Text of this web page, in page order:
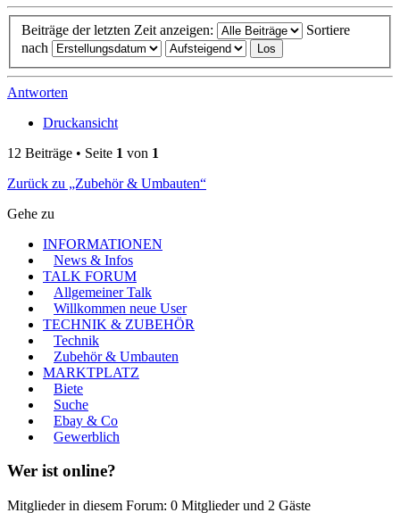
Beiträge der letzten Zeit anzeigen:
Sortiere
nach
Antworten
Druckansicht
12 Beiträge • Seite 1 von 1
Zurück zu „Zubehör & Umbauten“
Gehe zu
INFORMATIONEN
News & Infos
TALK FORUM
Allgemeiner Talk
Willkommen neue User
TECHNIK & ZUBEHÖR
Technik
Zubehör & Umbauten
MARKTPLATZ
Biete
Suche
Ebay & Co
Gewerblich
Wer ist online?
Mitglieder in diesem Forum: 0 Mitglieder und 2 Gäste